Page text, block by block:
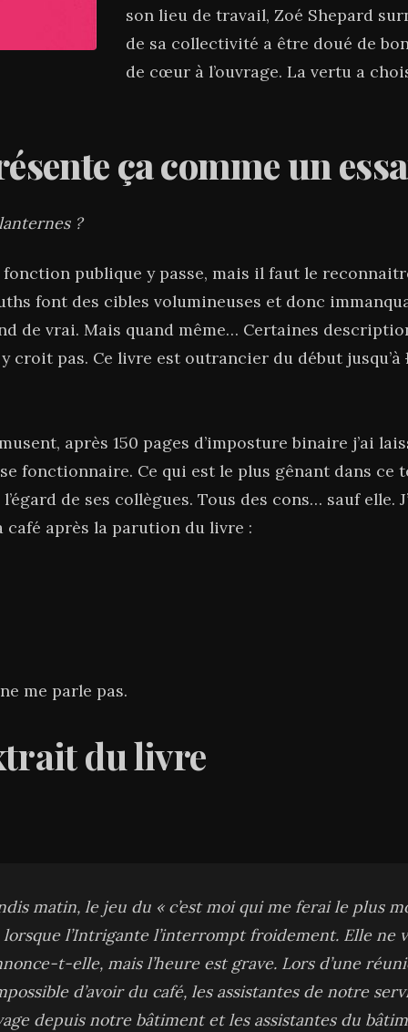
son lieu de travail, Zoé Shepard
de sa collectivité a être doué de
de cœur à l’ouvrage. La vertu a
ça comme un
?
publique y passe, mais il faut le
font des cibles volumineuses et donc
de vrai. Mais quand même… Certaines
croit pas. Ce livre est outrancier du début jusqu’à
après 150 pages d’imposture binaire j’ai
fonctionnaire. Ce qui est le plus gênant dans ce
de ses collègues. Tous des cons… sauf elle.
café après la parution du livre :
me parle pas.
du livre
matin, le jeu du « c’est moi qui me ferai le plus
lorsque l’Intrigante l’interrompt froidement. Elle ne
t-elle, mais l’heure est grave. Lors d’une
d’avoir du café, les assistantes de notre
depuis notre bâtiment et les assistantes du